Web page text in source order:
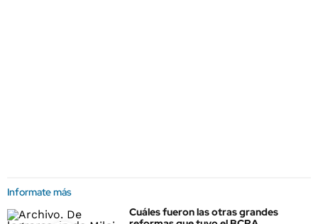
Informate más
Cuáles fueron las otras grandes